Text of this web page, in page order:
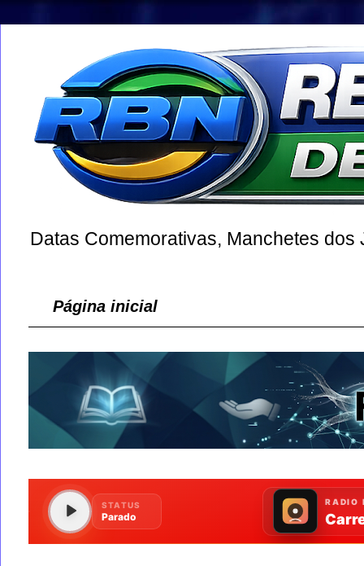
Datas Comemorativas, Manchetes
Página inicial